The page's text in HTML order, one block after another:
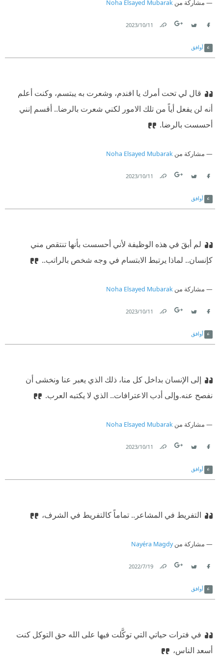
مشاركة من Noha Elsayed Mubarak
11‏/10‏/2023
أوافق
قال لي تحت أمرك يا افندم، وشعرت به يبتسم، وكنت أعلم
أنه لن يفعل أياً من تلك الامور لكني شعرت بالرضا.. أقسم إنني
أحسست بالرضا.
مشاركة من Noha Elsayed Mubarak
11‏/10‏/2023
أوافق
لم أبقَ في هذه الوظيفة لأني أحسست بأنها تنتقص مني
كإنسان.. لماذا يرتبط الابتسام في وجه شخص بالراتب..
مشاركة من Noha Elsayed Mubarak
11‏/10‏/2023
أوافق
إلى الإنسان بداخل كل منا، ذلك الذي يعبر عنا ونخشى أن
نفصح عنه.‫وإلى أدب الاعترافات.. الذي لا يكتبه العرب.
مشاركة من Noha Elsayed Mubarak
11‏/10‏/2023
أوافق
‫التفريط في المشاعر.. تماماً كالتفريط في الشرف،
مشاركة منNayéra Magdy
19‏/7‏/2022
أوافق
‫في فترات حياتي التي توكَّلت فيها على الله حق التوكل كنت
أسعد الناس،